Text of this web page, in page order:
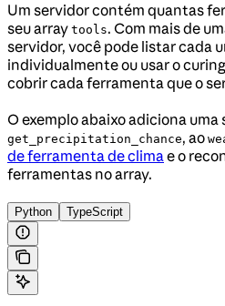
Um servidor contém quantas
seu array tools. Com mais de
servidor, você pode listar cada
individualmente ou usar o
cobrir cada ferramenta que o
O exemplo abaixo adiciona
get_precipitation_chance, ao
de ferramenta de climae o
ferramentas no array.
Python TypeScript